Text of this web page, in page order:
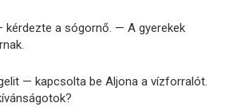
kérdezte a sógornő. — A gyerekek
— kapcsolta be Aljona a vízforralót.